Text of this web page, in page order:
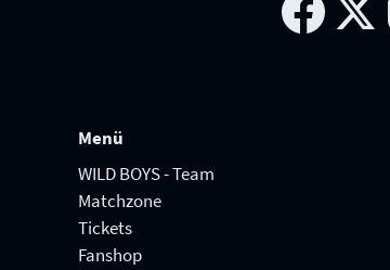
Menü
WILD BOYS - Team
Matchzone
Tickets
Fanshop